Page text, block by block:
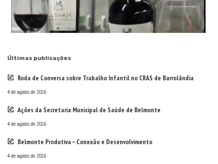
Últimas publicações
Roda de Conversa sobre Trabalho Infantil no CRAS de Barrolândia
4 de agosto de 2026
Ações da Secretaria Municipal de Saúde de Belmonte
4 de agosto de 2026
Belmonte Produtiva – Conexão e Desenvolvimento
4 de agosto de 2026